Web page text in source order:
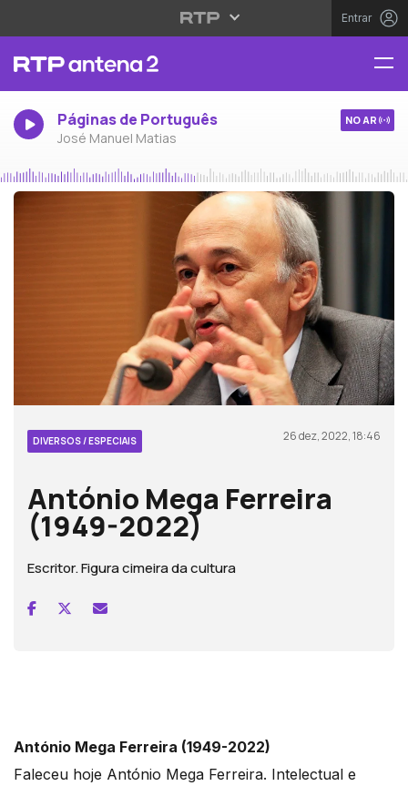
Entrar
Páginas de Português
José Manuel Matias
NO AR
DIVERSOS / ESPECIAIS 26 dez, 2022, 18:46
António Mega Ferreira
(1949-2022)
Escritor. Figura cimeira da cultura
António Mega Ferreira (1949-2022)
Faleceu hoje António Mega Ferreira. Intelectual e